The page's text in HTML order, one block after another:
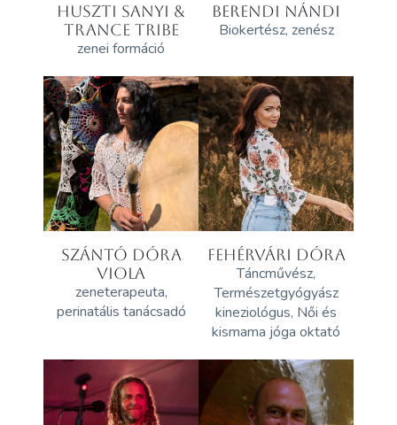
HUSZTI SANYI &
TRANCE TRIBE
zenei formáció
BERENDI NÁNDI
Biokertész, zenész
SZÁNTÓ DÓRA
VIOLA
zeneterapeuta,
perinatális tanácsadó
FEHÉRVÁRI DÓRA
Táncművész,
Természetgyógyász
kineziológus, Női és
kismama jóga oktató